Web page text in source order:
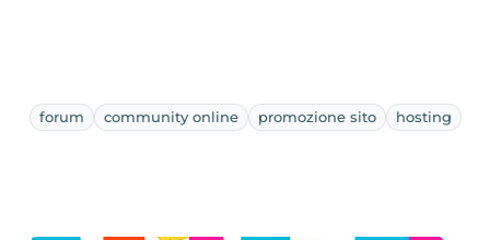
forum community online promozione sito hosting